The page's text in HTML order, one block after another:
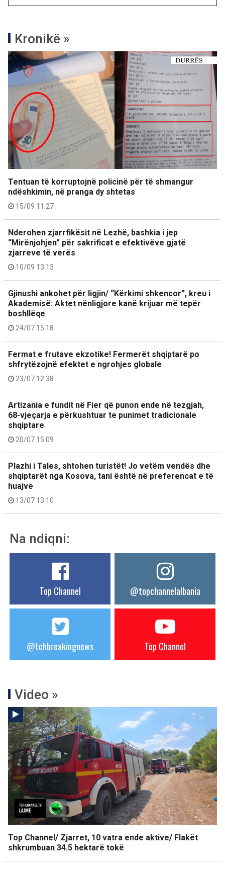
Kronikë »
Tentuan të korruptojnë policinë për të shmangur
ndëshkimin, në pranga dy shtetas
15/09 11:27
Nderohen zjarrfikësit në Lezhë, bashkia i jep
“Mirënjohjen” për sakrificat e efektivëve gjatë
zjarreve të verës
10/09 13:13
Gjinushi ankohet për ligjin/ “Kërkimi shkencor”, kreu i
Akademisë: Aktet nënligjore kanë krijuar më tepër
boshllëqe
24/07 15:18
Fermat e frutave ekzotike! Fermerët shqiptarë po
shfrytëzojnë efektet e ngrohjes globale
23/07 12:38
Artizania e fundit në Fier që punon ende në tezgjah,
68-vjeçarja e përkushtuar te punimet tradicionale
shqiptare
20/07 15:09
Plazhi i Tales, shtohen turistët! Jo vetëm vendës dhe
shqiptarët nga Kosova, tani është në preferencat e të
huajve
13/07 13:10
Na ndiqni:
Top Channel @topchannelalbania
@tchbreakingnews Top Channel
Video »
Top Channel/ Zjarret, 10 vatra ende aktive/ Flakët
shkrumbuan 34.5 hektarë tokë